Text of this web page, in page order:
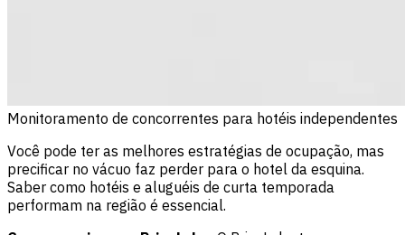
Monitoramento de concorrentes para hotéis independentes
Você pode ter as melhores estratégias de ocupação, mas
precificar no vácuo faz perder para o hotel da esquina.
Saber como hotéis e aluguéis de curta temporada
performam na região é essencial.